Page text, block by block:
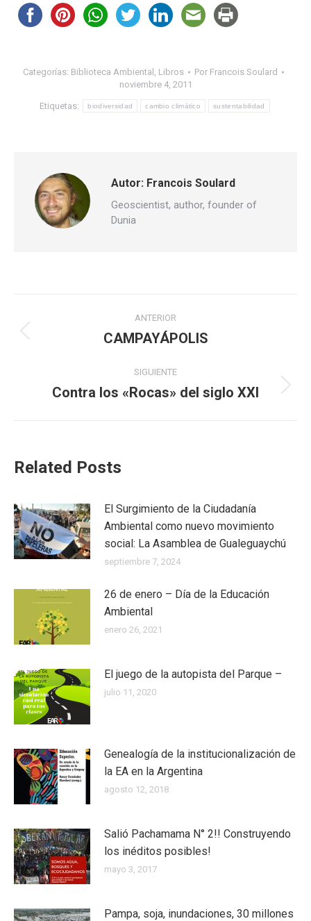
Categorías: Biblioteca Ambiental , Libros Por Francois Soulard
noviembre 4, 2011
Etiquetas: biodiversidad cambio climático sustentabilidad
Autor: Francois Soulard
Geoscientist, author, founder of
Dunia
Navegación
entre
publicaciones
ANTERIOR
Publicación
CAMPAYÁPOLIS
SIGUIENTE
Publicación
Contra los «Rocas» del siglo XXI
Related Posts
El Surgimiento de la Ciudadanía
Ambiental como nuevo movimiento
social: La Asamblea de Gualeguaychú
septiembre 7, 2024
26 de enero – Día de la Educación
Ambiental
enero 26, 2021
El juego de la autopista del Parque –
julio 11, 2020
Genealogía de la institucionalización de
la EA en la Argentina
agosto 12, 2018
Salió Pachamama N° 2!! Construyendo
los inéditos posibles!
mayo 3, 2017
Pampa, soja, inundaciones, 30 millones